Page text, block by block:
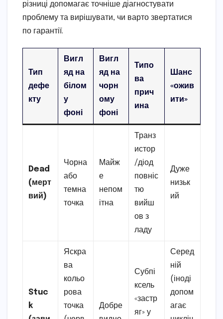
різниці допомагає точніше діагностувати
проблему та вирішувати, чи варто звертатися
по гарантії.
Тип
дефе
кту
Вигл
яд на
білом
у
фоні
Вигл
яд на
чорн
ому
фоні
Типо
ва
прич
ина
Шанс
«ожив
ити»
Dead
(мерт
вий)
Чорна
або
темна
точка
Майж
е
непом
ітна
Транз
истор
/діод
повніс
тю
вийш
ов з
ладу
Дуже
низьк
ий
Stuc
k
Яскра
ва
кольо
рова
точка
Добре
Субпі
ксель
«застр
яг» у
Серед
ній
(іноді
допом
агає